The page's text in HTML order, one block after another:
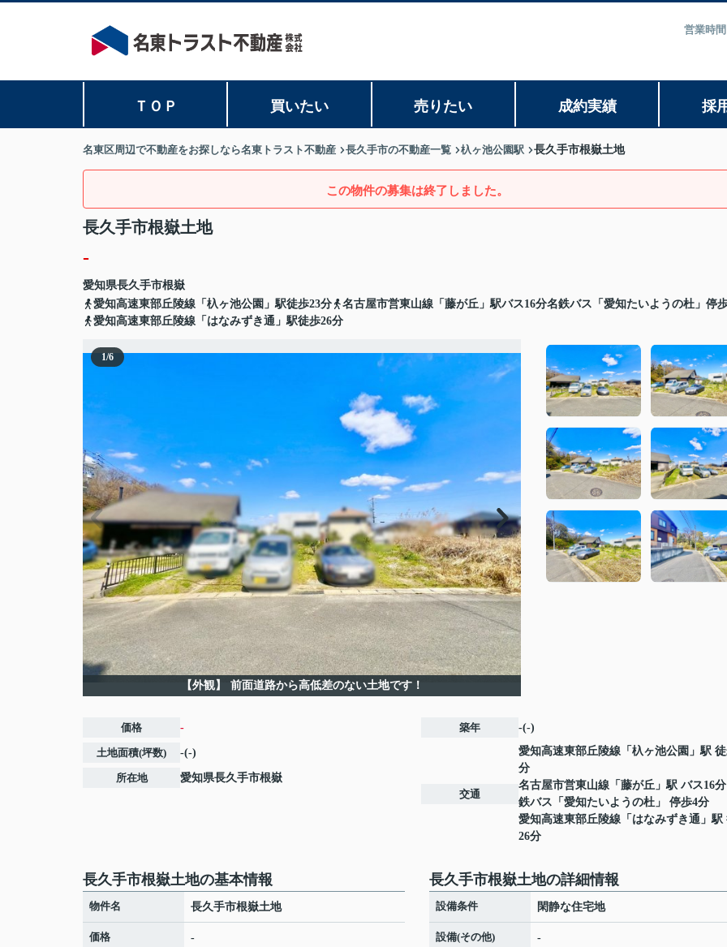
営業時
ＴＯＰ 買いたい 売りたい 成約実績 採
名東区周辺で不動産をお探しなら名東トラスト不動産 長久手市の不動産一覧 杁ヶ池公園駅 長久手市根嶽土地
この物件の募集は終了しました。
長久手市根嶽土地
-
愛知県長久手市根嶽
愛知高速東部丘陵線「杁ヶ池公園」駅徒歩23分
名古屋市営東山線「藤が丘」駅バス16分名鉄バス「愛知たいようの杜」停
愛知高速東部丘陵線「はなみずき通」駅徒歩26分
1/6
【外観】 前面道路から高低差のない土地です！
価格 -
土地面積(坪数) -(-)
所在地 愛知県長久手市根嶽
築年 -(-)
交通
愛知高速東部丘陵線 「 杁ヶ池公園 」駅
分
名古屋市営東山線 「 藤が丘 」駅 バス16
鉄バス「愛知たいようの杜」 停歩4分
愛知高速東部丘陵線 「 はなみずき通 」
26分
長久手市根嶽土地の基本情報
物件名 長久手市根嶽土地
価格 -
長久手市根嶽土地の詳細情報
設備条件 閑静な住宅地
設備(その他) -